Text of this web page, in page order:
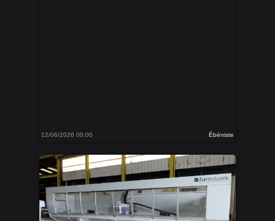
12/06/2026 00:00 Ébéniste